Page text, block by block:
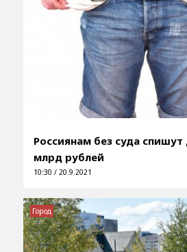
Россиянам без суда спишут
млрд рублей
10:30 / 20.9.2021
Город